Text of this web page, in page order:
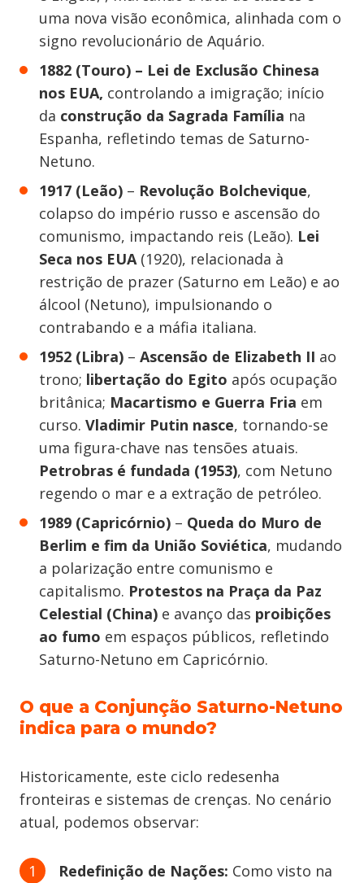
uma nova visão econômica, alinhada com o
signo revolucionário de Aquário.
1882 (Touro) – Lei de Exclusão Chinesa
nos EUA, controlando a imigração; início
da construção da Sagrada Família na
Espanha, refletindo temas de Saturno-
Netuno.
1917 (Leão) – Revolução Bolchevique,
colapso do império russo e ascensão do
comunismo, impactando reis (Leão). Lei
Seca nos EUA(1920), relacionada à
restrição de prazer (Saturno em Leão) e ao
álcool (Netuno), impulsionando o
contrabando e a máfia italiana.
1952 (Libra) – Ascensão de Elizabeth II ao
trono; libertação do Egito após ocupação
britânica; Macartismo e Guerra Fria em
curso. Vladimir Putin nasce, tornando-se
uma figura-chave nas tensões atuais.
Petrobras é fundada (1953), com Netuno
regendo o mar e a extração de petróleo.
1989 (Capricórnio) – Queda do Muro de
Berlim e fim da União Soviética, mudando
a polarização entre comunismo e
capitalismo. Protestos na Praça da Paz
Celestial (China) e avanço das proibições
ao fumo em espaços públicos, refletindo
Saturno-Netuno em Capricórnio.
O que a Conjunção Saturno-Netuno
indica para o mundo?
Historicamente, este ciclo redesenha
fronteiras e sistemas de crenças. No cenário
atual, podemos observar:
Redefinição de Nações: Como visto na